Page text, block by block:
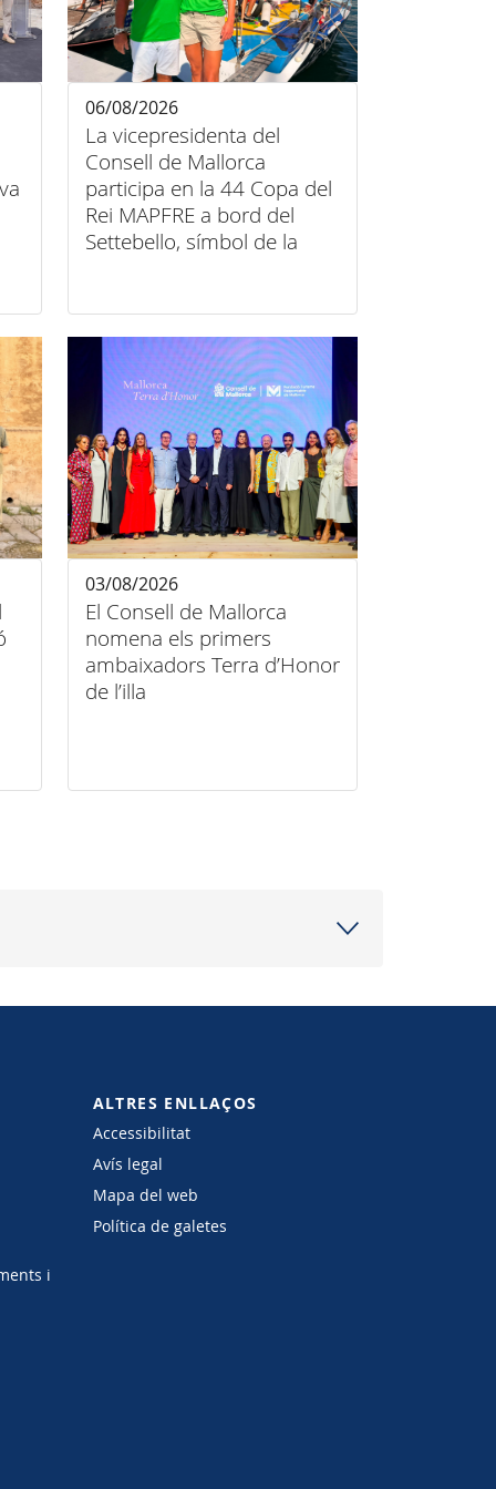
La vicepresidenta del
Consell de Mallorca
participa en la 44 Copa del
Rei MAPFRE a bord del
Settebello, símbol de la
06/08/2026
El Consell de Mallorca
nomena els primers
ambaixadors Terra d’Honor
de l’illa
03/08/2026
i
ALTRES ENLLAÇOS
Accessibilitat
Avís legal
Mapa del web
Política de galetes